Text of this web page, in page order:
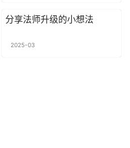
分享法师升级的小想法
2025-03